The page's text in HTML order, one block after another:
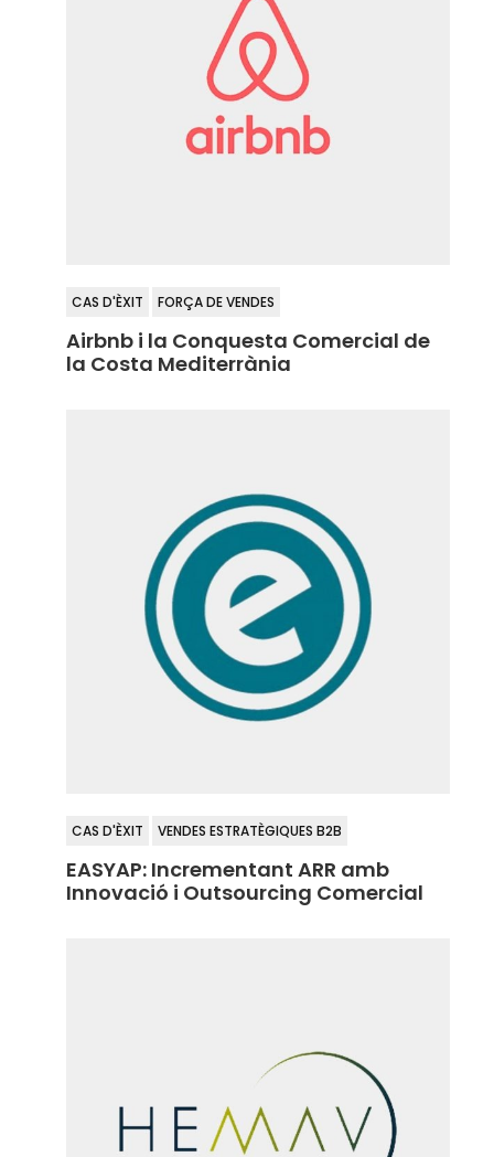
CAS D'ÈXIT FORÇA DE VENDES
Airbnb i la Conquesta Comercial de
la Costa Mediterrània
CAS D'ÈXIT VENDES ESTRATÈGIQUES B2B
EASYAP: Incrementant ARR amb
Innovació i Outsourcing Comercial